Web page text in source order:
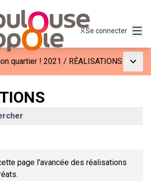
Se connecter
quartier ! 2021 / RÉALISATIONS
page l'avancée des réalisations